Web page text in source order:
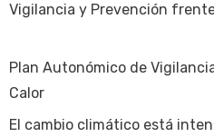
Vigilancia y Prevención
Plan Autonómico de
Calor
El cambio climático está